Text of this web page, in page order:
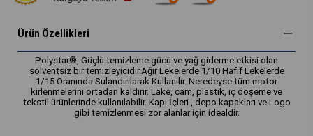
Ürün Özellikleri
Polystar®, Güçlü temizleme gücü ve yağ giderme etkisi olan
solventsiz bir temizleyicidir.Ağır Lekelerde 1/10 Hafif Lekelerde
1/15 Oranında Sulandırılarak Kullanılır. Neredeyse tüm motor
kirlenmelerini ortadan kaldırır. Lake, cam, plastik, iç döşeme ve
tekstil ürünlerinde kullanılabilir. Kapı İçleri , depo kapakları ve Logo
gibi temizlenmesi zor alanlar için idealdir.